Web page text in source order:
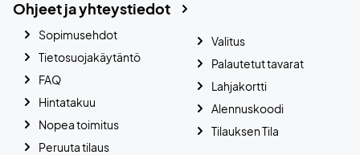
Ohjeet ja yhteystiedot
Sopimusehdot
Tietosuojakäytäntö
FAQ
Hintatakuu
Nopea toimitus
Peruuta tilaus
Valitus
Palautetut tavarat
Lahjakortti
Alennuskoodi
Tilauksen Tila